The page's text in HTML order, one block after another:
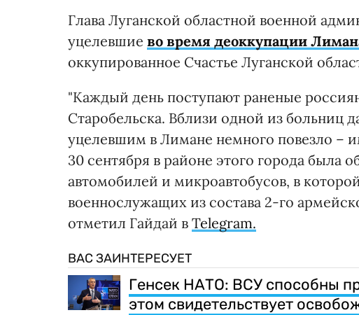
Глава Луганской областной военной
уцелевшие во время деоккупации
оккупированное Счастье Луганской
"Каждый день поступают раненые
Старобельска. Вблизи одной из больниц
уцелевшим в Лимане немного повезло –
30 сентября в районе этого города была
автомобилей и микроавтобусов, в
военнослужащих из состава 2-го
отметил Гайдай в Telegram.
ВАС ЗАИНТЕРЕСУЕТ
Генсек НАТО: ВСУ способны
этом свидетельствует